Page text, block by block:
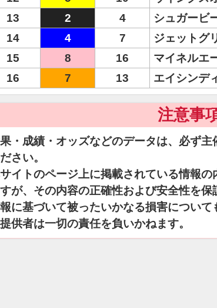
13
2 4 シュガービ
14
4 7 ジェットグ
15
8 16 マイネルエ
16
7 13 エイシンデ
注意事
・成績・オッズなどのデータは、必ず
さい。
イトのページ上に掲載されている情報の
すが、その内容の正確性および安全性を
に基づいて被ったいかなる損害につい
供者は一切の責任を負いかねます。